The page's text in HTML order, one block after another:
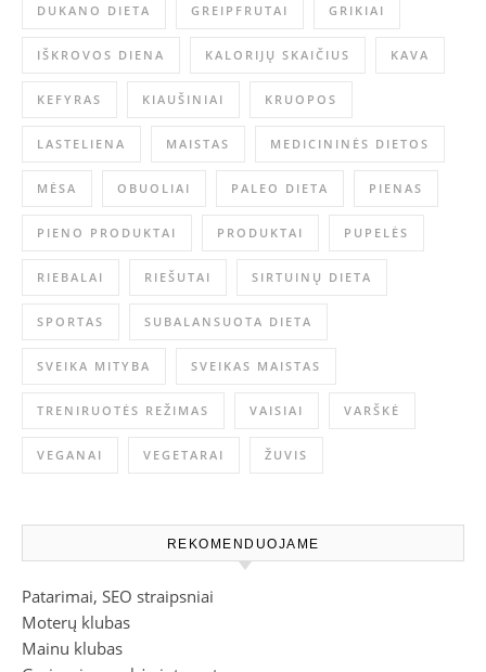
DUKANO DIETA GREIPFRUTAI GRIKIAI
IŠKROVOS DIENA KALORIJŲ SKAIČIUS KAVA
KEFYRAS KIAUŠINIAI KRUOPOS
LASTELIENA MAISTAS MEDICININĖS DIETOS
MĖSA OBUOLIAI PALEO DIETA PIENAS
PIENO PRODUKTAI PRODUKTAI PUPELĖS
RIEBALAI RIEŠUTAI SIRTUINŲ DIETA
SPORTAS SUBALANSUOTA DIETA
SVEIKA MITYBA SVEIKAS MAISTAS
TRENIRUOTĖS REŽIMAS VAISIAI VARŠKĖ
VEGANAI VEGETARAI ŽUVIS
REKOMENDUOJAME
Patarimai, SEO straipsniai
Moterų klubas
Mainu klubas